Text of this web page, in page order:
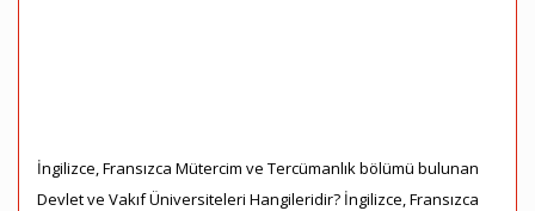
İngilizce, Fransızca Mütercim ve Tercümanlık bölümü bulunan
Devlet ve Vakıf Üniversiteleri Hangileridir? İngilizce, Fransızca